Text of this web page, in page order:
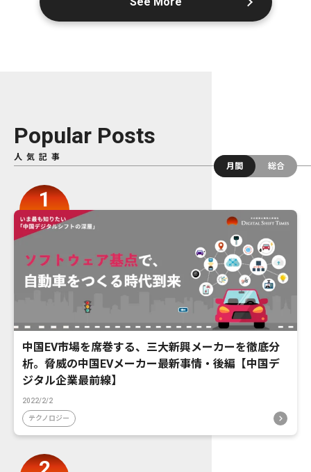
Popular Posts
人気記事
月間
総合
中国EV市場を席巻する、三大新興メーカーを徹底分
析。脅威の中国EVメーカー最新事情・後編【中国デ
ジタル企業最前線】
2022/2/2
テクノロジー